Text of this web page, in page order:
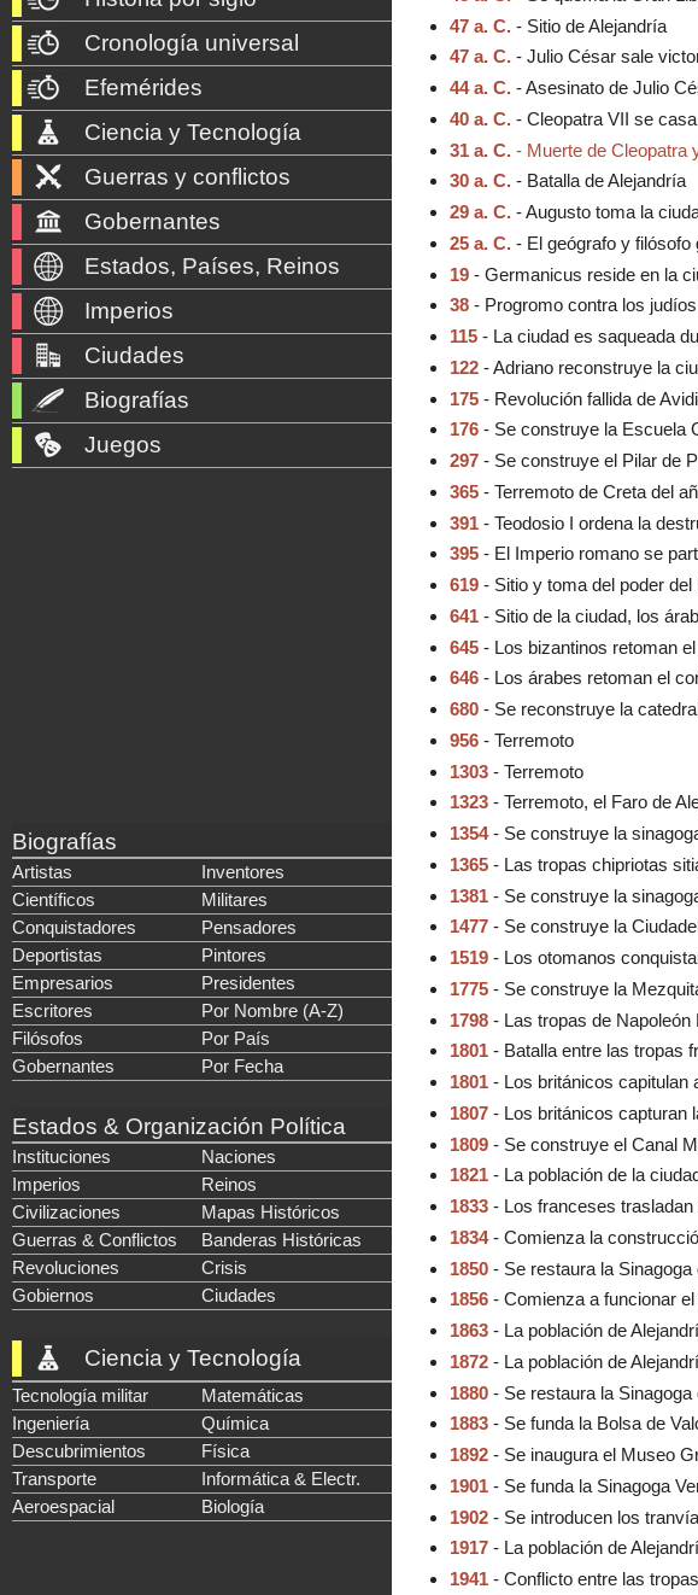
47 a. C.- Sitio de Alejandría
47 a. C. - Julio César sale
44 a. C.- Asesinato de Julio
40 a. C. - Cleopatra VII se
31 a. C.- Muerte de Cleopatra
30 a. C.- Batalla de Alejandría
29 a. C.- Augusto toma la
25 a. C.- El geógrafo y filósofo
19- Germanicus reside en la
38- Progromo contra los judíos
115- La ciudad es saqueada
122- Adriano reconstruye la
175- Revolución fallida de
176- Se construye la Escuela
297- Se construye el Pilar de
365- Terremoto de Creta del
391- Teodosio I ordena la
395- El Imperio romano se
619- Sitio y toma del poder
641- Sitio de la ciudad, los
645- Los bizantinos retoman el
646- Los árabes retoman el
680- Se reconstruye la
956- Terremoto
1303- Terremoto
1323- Terremoto, el Faro de
1354- Se construye la
1365- Las tropas chipriotas
1381- Se construye la
1477- Se construye la
1519- Los otomanos
1775- Se construye la
1798- Las tropas de Napoleón
1801- Batalla entre las tropas
1801- Los británicos capitulan
1807- Los británicos capturan
1809- Se construye el Canal
1821- La población de la
1833- Los franceses trasladan
1834- Comienza la
1850- Se restaura la Sinagoga
1856- Comienza a funcionar
1863- La población de
1872- La población de
1880- Se restaura la Sinagoga
1883- Se funda la Bolsa de
1892- Se inaugura el Museo
1901- Se funda la Sinagoga
1902- Se introducen los
1917- La población de
1941- Conflicto entre las
Cronología universal
Efemérides
Ciencia y Tecnología
Guerras y conflictos
Gobernantes
Estados, Países, Reinos
Imperios
Ciudades
Biografías
Juegos
Biografías
Artistas
Inventores
Científicos
Militares
Conquistadores
Pensadores
Deportistas
Pintores
Empresarios
Presidentes
Escritores
Por Nombre (A-Z)
Filósofos
Por País
Gobernantes
Por Fecha
Estados & Organización Política
Instituciones
Naciones
Imperios
Reinos
Civilizaciones
Mapas Históricos
Guerras & Conflictos
Banderas Históricas
Revoluciones
Crisis
Gobiernos
Ciudades
Ciencia y Tecnología
Tecnología militar
Matemáticas
Ingeniería
Química
Descubrimientos
Física
Transporte
Informática & Electr.
Aeroespacial
Biología